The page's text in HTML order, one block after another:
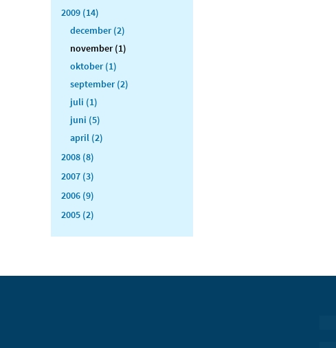
2009 (14)
december (2)
november (1)
oktober (1)
september (2)
juli (1)
juni (5)
april (2)
2008 (8)
2007 (3)
2006 (9)
2005 (2)